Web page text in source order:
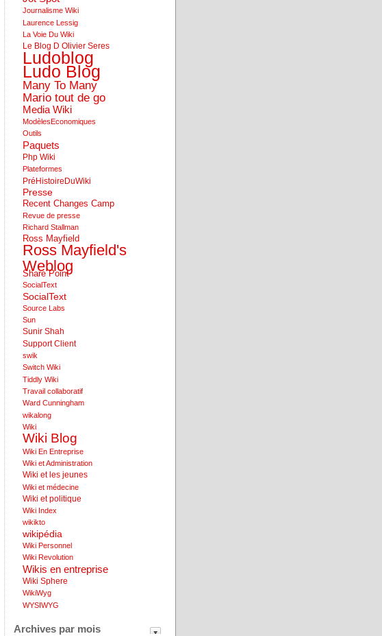
Journalisme Wiki
Laurence Lessig
La Voie Du Wiki
Le Blog D Olivier Seres
Ludoblog
Ludo Blog
Many To Many
Mario tout de go
Media Wiki
ModèlesEconomiques
Outils
Paquets
Php Wiki
Plateformes
PréHistoireDuWiki
Presse
Recent Changes Camp
Revue de presse
Richard Stallman
Ross Mayfield
Ross Mayfield's
Weblog
Share Point
SocialText
SocialText
Source Labs
Sun
Sunir Shah
Support Client
swik
Switch Wiki
Tiddly Wiki
Travail collaboratif
Ward Cunningham
wikalong
Wiki
Wiki Blog
Wiki En Entreprise
Wiki et Administration
Wiki et les jeunes
Wiki et médecine
Wiki et politique
Wiki Index
wikikto
wikipédia
Wiki Personnel
Wiki Revolution
Wikis en entreprise
Wiki Sphere
WikiWyg
WYSIWYG
Archives par mois